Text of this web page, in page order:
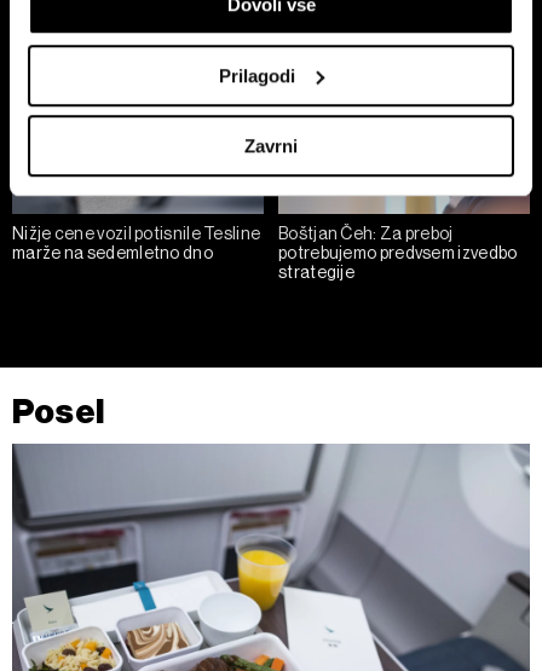
lastnosti (odčitavanje prstnih odtisov)
Poglejte si še, kako se obdelujejo vaši osebni podatki in
nastavite svoje preference v
razdelku o podrobnostih
iz Izjave o piškotkih.
Skupni upravljavci obdelave so HD-WIN ARENA SPORT
d.o.o. inPartnerji. Več o podatkih, ki jih obdelujemo, in o
vaših pravicah glede teh podatkov najdete v našiPolitiki
, o piškotkih in drugih podobnih tehnologijah
Dovoli vse
Prilagodi
Zavrni
Nižje cene vozil potisnile Tesline
marže na sedemletno dno
Boštjan Čeh: Za preboj
potrebujemo predvsem izvedbo
strategije
Posel